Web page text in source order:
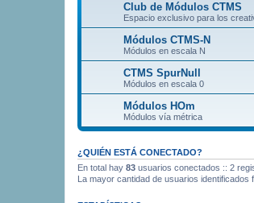
Club de Módulos CTMS
Espacio exclusivo para los
Módulos CTMS-N
Módulos en escala N
CTMS SpurNull
Módulos en escala 0
Módulos HOm
Módulos vía métrica
¿QUIÉN ESTÁ CONECTADO?
En total hay 83 usuarios conectados :: 2
La mayor cantidad de usuarios identificados